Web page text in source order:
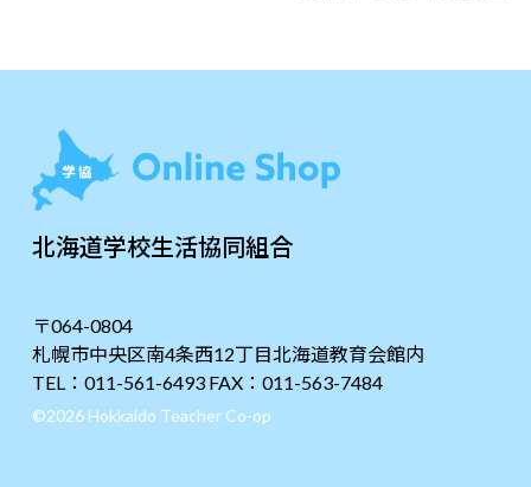
北海道学校生活協同組合
〒064-0804
札幌市中央区南4条西12丁目北海道教育会館内
TEL：011-561-6493 FAX：011-563-7484
©2026 Hokkaido Teacher Co-op